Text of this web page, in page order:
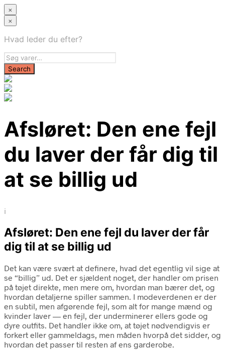
×
×
Hvad leder du efter?
Afsløret: Den ene fejl
du laver der får dig til
at se billig ud
i
Afsløret: Den ene fejl du laver der får
dig til at se billig ud
Det kan være svært at definere, hvad det egentlig vil sige at
se “billig” ud. Det er sjældent noget, der handler om prisen
på tøjet direkte, men mere om, hvordan man bærer det, og
hvordan detaljerne spiller sammen. I modeverdenen er der
en subtil, men afgørende fejl, som alt for mange mænd og
kvinder laver — en fejl, der underminerer ellers gode og
dyre outfits. Det handler ikke om, at tøjet nødvendigvis er
forkert eller gammeldags, men måden hvorpå det sidder, og
hvordan det passer til resten af ens garderobe.